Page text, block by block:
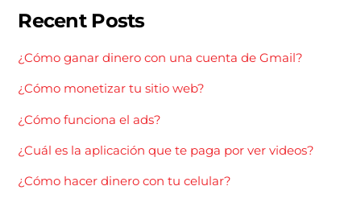
Recent Posts
¿Cómo ganar dinero con una cuenta de Gmail?
¿Cómo monetizar tu sitio web?
¿Cómo funciona el ads?
¿Cuál es la aplicación que te paga por ver videos?
¿Cómo hacer dinero con tu celular?